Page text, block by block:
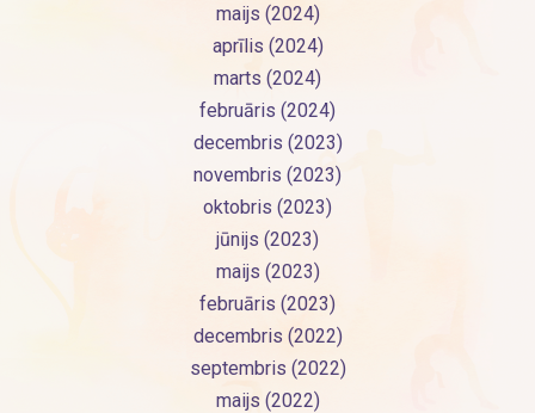
maijs (2024)
aprīlis (2024)
marts (2024)
februāris (2024)
decembris (2023)
novembris (2023)
oktobris (2023)
jūnijs (2023)
maijs (2023)
februāris (2023)
decembris (2022)
septembris (2022)
maijs (2022)